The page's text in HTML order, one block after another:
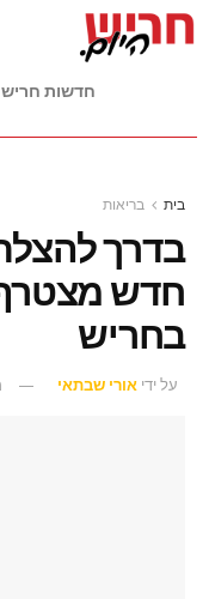
חדשות חריש
בית בריאות
בדרך
חדש
בחריש
על ידי אורי שבתאי